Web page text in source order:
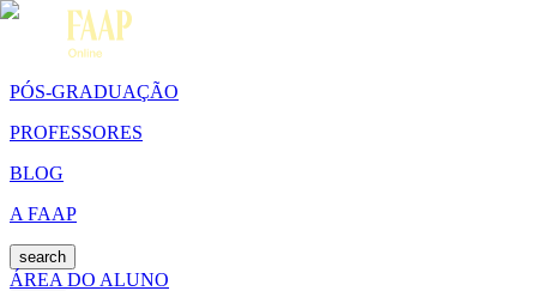
PÓS-GRADUAÇÃO
PROFESSORES
BLOG
A FAAP
search
ÁREA DO ALUNO